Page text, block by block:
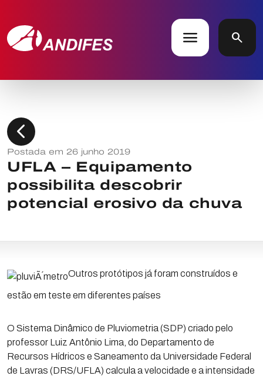
menu search
chevron_left
Postada em 26 junho 2019
UFLA – Equipamento
possibilita descobrir
potencial erosivo da chuva
Outros protótipos já foram construídos e
estão em teste em diferentes países
O Sistema Dinâmico de Pluviometria (SDP) criado pelo
professor Luiz Antônio Lima, do Departamento de
Recursos Hídricos e Saneamento da Universidade Federal
de Lavras (DRS/UFLA) calcula a velocidade e a intensidade